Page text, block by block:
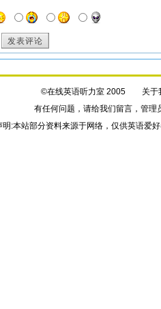
发表评论
©在线英语听力室 2005 关于
有任何问题，请给我们留言，管理
明:本站部分资料来源于网络，仅供英语爱